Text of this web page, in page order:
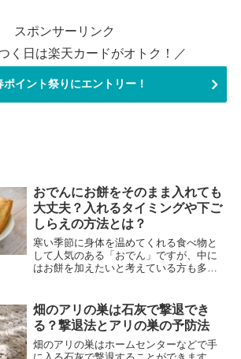
スポンサーリンク
く日は楽天カードがオトク！／
ポイント祭りにエントリー！
おでんにお餅をそのまま入れても
大丈夫？入れるタイミングや下ご
しらえの方法とは？
寒い季節に身体を温めてくれる食べ物と
して人気のある「おでん」ですが、中に
はお餅を加えたいと考えている方も多い
りません。入れるタイミングや下準備が
重要になってきます。今回...
畑のアリの巣は石灰で撃退でき
る？撃退法とアリの巣の予防法
畑のアリの巣はホームセンターなどで手